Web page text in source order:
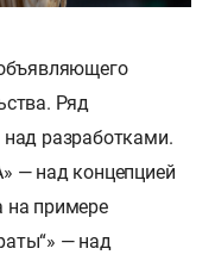
Ряд
над разработками.
— над концепцией
на примере
— над